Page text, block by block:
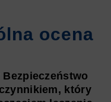
ocena
który